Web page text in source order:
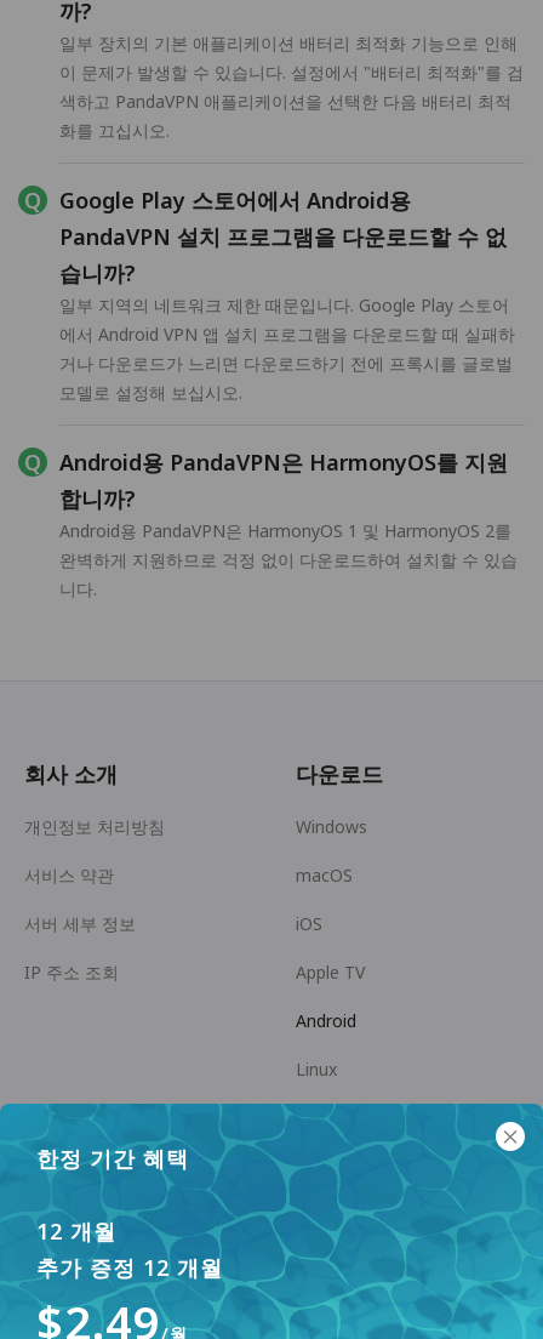
까?
일부 장치의 기본 애플리케이션 배터리 최적화 기능으로 인해
이 문제가 발생할 수 있습니다. 설정에서 "배터리 최적화"를 검
색하고 PandaVPN 애플리케이션을 선택한 다음 배터리 최적
화를 끄십시오.
Google Play 스토어에서 Android용
PandaVPN 설치 프로그램을 다운로드할 수 없
습니까?
일부 지역의 네트워크 제한 때문입니다. Google Play 스토어
에서 Android VPN 앱 설치 프로그램을 다운로드할 때 실패하
거나 다운로드가 느리면 다운로드하기 전에 프록시를 글로벌
모델로 설정해 보십시오.
Android용 PandaVPN은 HarmonyOS를 지원
합니까?
Android용 PandaVPN은 HarmonyOS 1 및 HarmonyOS 2를
완벽하게 지원하므로 걱정 없이 다운로드하여 설치할 수 있습
니다.
한정 기간 혜택
12 개월
추가 증정 12 개월
$2.49/월
회사 소개
개인정보 처리방침
서비스 약관
서버 세부 정보
IP 주소 조회
다운로드
Windows
macOS
iOS
Apple TV
Android
Linux
Android TV
도움말 센터
panda7x24@gmail.com
FAQ
협력
제휴 파트너 되기
결제 방법